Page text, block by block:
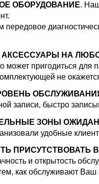
ОБОРУДОВАНИЕ.
передовое
АКСЕССУАРЫ НА
может пригодиться для
не
записи, быстро
ЗОНЫ
удобные
ПРИСУТСТВОВАТЬ
и открытость
как обслуживают Ваш